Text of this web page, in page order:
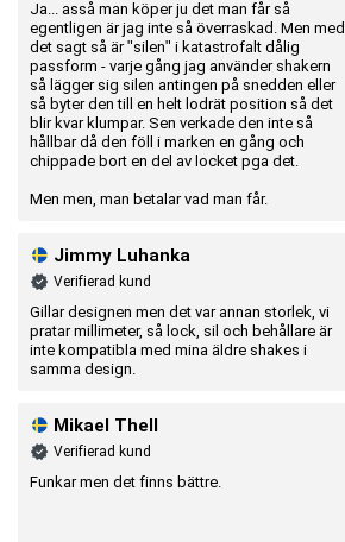
Ja... asså man köper ju det man får så
egentligen är jag inte så överraskad. Men med
det sagt så är "silen" i katastrofalt dålig
passform - varje gång jag använder shakern
så lägger sig silen antingen på snedden eller
så byter den till en helt lodrät position så det
blir kvar klumpar. Sen verkade den inte så
hållbar då den föll i marken en gång och
chippade bort en del av locket pga det.
Men men, man betalar vad man får.
Jimmy Luhanka
Verifierad kund
Gillar designen men det var annan storlek, vi
pratar millimeter, så lock, sil och behållare är
inte kompatibla med mina äldre shakes i
samma design.
Mikael Thell
Verifierad kund
Funkar men det finns bättre.